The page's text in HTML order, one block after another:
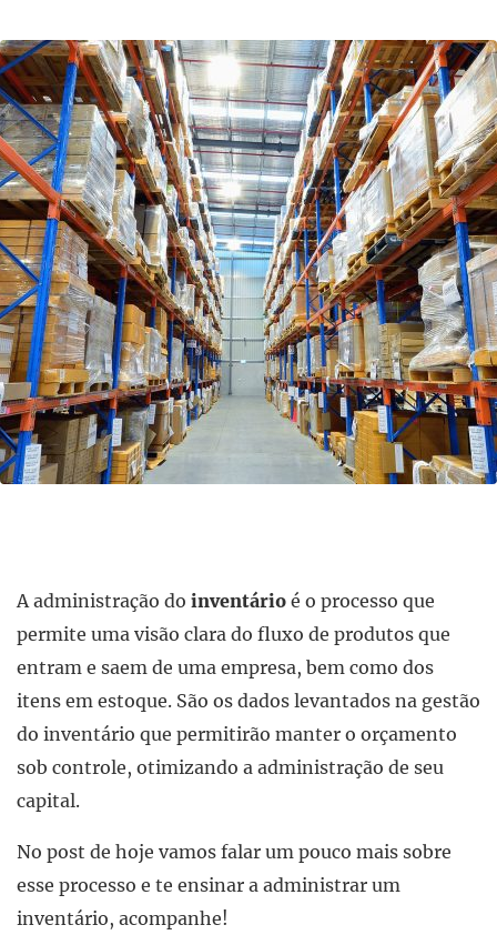
A administração do inventário é o processo que
permite uma visão clara do fluxo de produtos que
entram e saem de uma empresa, bem como dos
itens em estoque. São os dados levantados na gestão
do inventário que permitirão manter o orçamento
sob controle, otimizando a administração de seu
capital.
No post de hoje vamos falar um pouco mais sobre
esse processo e te ensinar a administrar um
inventário, acompanhe!